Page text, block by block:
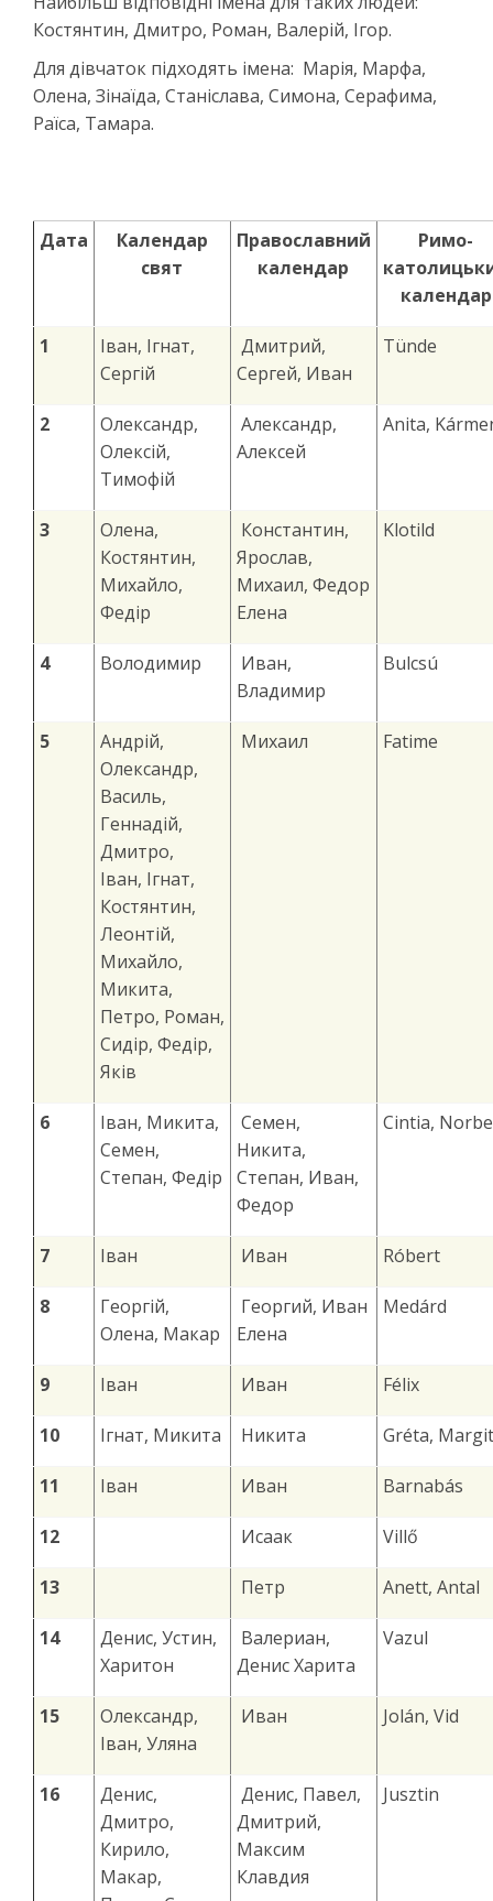
Костянтин, Дмитро, Роман, Валерій, Ігор.
Для дівчаток підходять імена: Марія, Марфа,
Олена, Зінаїда, Станіслава, Симона, Серафима,
Раїса, Тамара.
Дата
Календар
свят
Православний
календар
Римо-
к
календар
1
Іван, Ігнат,
Сергій
Дмитрий,
Сергей, Иван
Tünde
2
Олександр,
Олексій,
Тимофій
Александр,
Алексей
Anita,
3
Олена,
Костянтин,
Михайло,
Федір
Константин,
Ярослав,
Михаил, Федор
Елена
Klotild
4 Володимир
Иван,
Владимир
Bulcsú
5
Андрій,
Олександр,
Василь,
Геннадій,
Дмитро,
Іван, Ігнат,
Костянтин,
Леонтій,
Михайло,
Микита,
Петро, Роман,
Сидір, Федір,
Яків
Михаил Fatime
6
Іван, Микита,
Семен,
Степан, Федір
Семен,
Никита,
Степан, Иван,
Федор
Cintia,
7 Іван Иван Róbert
8
Георгій,
Олена, Макар
Георгий, Иван
Елена
Medárd
9 Іван Иван Félix
10 Ігнат, Микита Никита Gréta, Margit
11 Іван Иван Barnabás
12 Исаак Villő
13 Петр Anett, Antal
14
Денис, Устин,
Харитон
Валериан,
Денис Харита
Vazul
15
Олександр,
Іван, Уляна
Иван Jolán, Vid
16
Денис,
Дмитро,
Кирило,
Макар,
Денис, Павел,
Дмитрий,
Максим
Клавдия
Jusztin